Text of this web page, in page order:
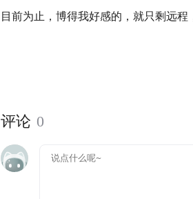
目前为止，博得我好感的，就只剩远程
评论 0